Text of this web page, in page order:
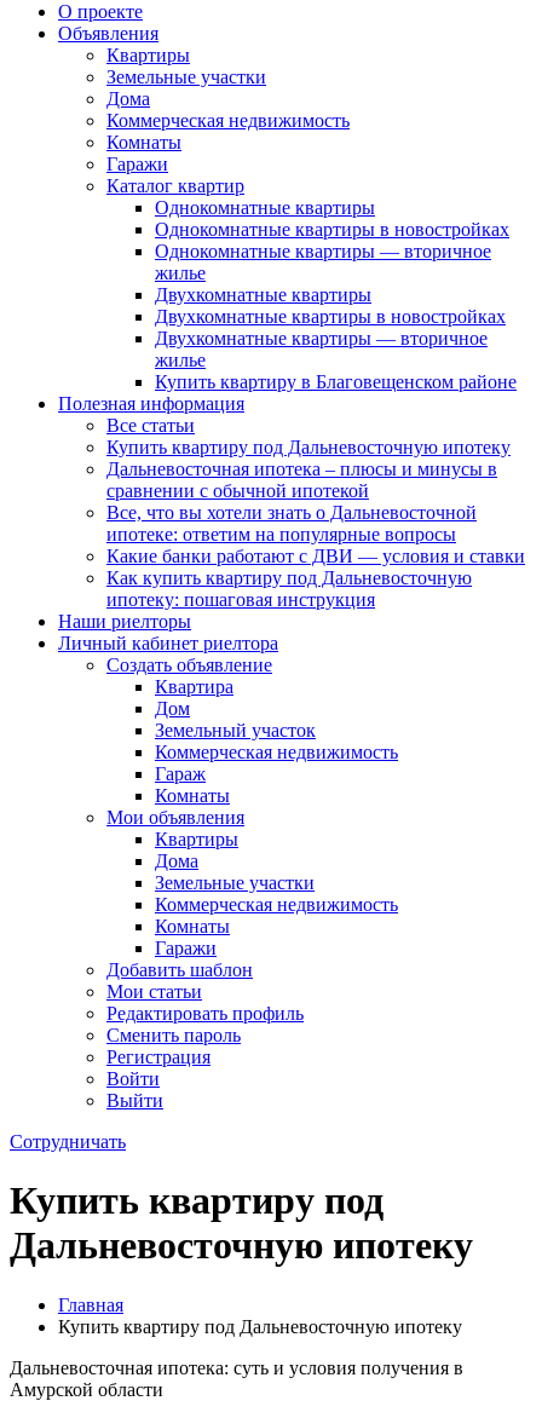
О проекте
Объявления
Квартиры
Земельные участки
Дома
Коммерческая недвижимость
Комнаты
Гаражи
Каталог квартир
Однокомнатные квартиры
Однокомнатные квартиры в новостройках
Однокомнатные квартиры — вторичное
жилье
Двухкомнатные квартиры
Двухкомнатные квартиры в новостройках
Двухкомнатные квартиры — вторичное
жилье
Купить квартиру в Благовещенском районе
Полезная информация
Все статьи
Купить квартиру под Дальневосточную ипотеку
Дальневосточная ипотека – плюсы и минусы в
сравнении с обычной ипотекой
Все, что вы хотели знать о Дальневосточной
ипотеке: ответим на популярные вопросы
Какие банки работают с ДВИ — условия и ставки
Как купить квартиру под Дальневосточную
ипотеку: пошаговая инструкция
Наши риелторы
Личный кабинет риелтора
Cоздать объявление
Квартира
Дом
Земельный участок
Коммерческая недвижимость
Гараж
Комнаты
Мои объявления
Квартиры
Дома
Земельные участки
Коммерческая недвижимость
Комнаты
Гаражи
Добавить шаблон
Мои статьи
Редактировать профиль
Сменить пароль
Регистрация
Войти
Выйти
Сотрудничать
Купить квартиру под
Дальневосточную ипотеку
Главная
Купить квартиру под Дальневосточную ипотеку
Дальневосточная ипотека: суть и условия получения в
Амурской области